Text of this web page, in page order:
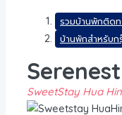
รวมบ้านพักติดท
บ้านพักสำหรับก
SweetStay Hua Hin